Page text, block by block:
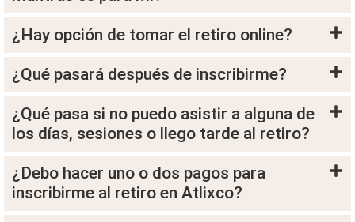
¿Hay opción de tomar el retiro online?
¿Qué pasará después de inscribirme?
¿Qué pasa si no puedo asistir a alguna de
los días, sesiones o llego tarde al retiro?
¿Debo hacer uno o dos pagos para
inscribirme al retiro en Atlixco?